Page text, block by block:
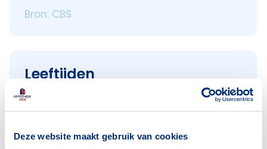
Deze website maakt gebruik van cookies
Bron: CBS
Leeftijden
< 18 jaar
899
25–45 jaar